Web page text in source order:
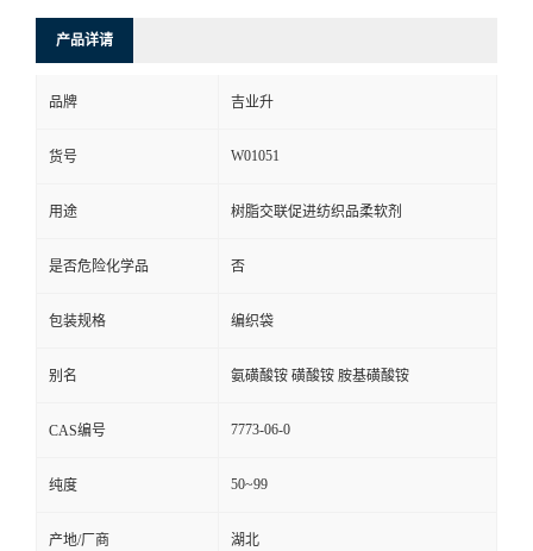
产品详请
品牌 吉业升
货号 W01051
用途 树脂交联促进纺织品柔软剂
是否危险化学品 否
包装规格 编织袋
别名 氨磺酸铵 磺酸铵 胺基磺酸铵
CAS编号 7773-06-0
纯度 50~99
产地/厂商 湖北